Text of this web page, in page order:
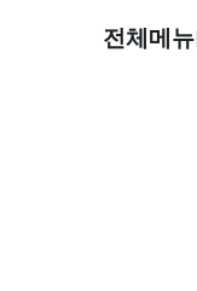
전체메뉴